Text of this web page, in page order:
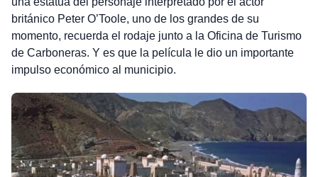
británico Peter O’Toole, uno de los grandes de su
momento, recuerda el rodaje junto a la Oficina de Turismo
de Carboneras. Y es que la película le dio un importante
impulso económico al municipio.